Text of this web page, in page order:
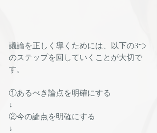
議論を正しく導くためには、以下の3つ
のステップを回していくことが大切で
す。
①あるべき論点を明確にする
↓
②今の論点を明確にする
↓